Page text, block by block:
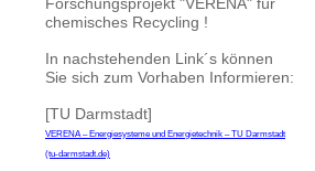
chemisches Recycling !
In nachstehenden Link´s können
Sie sich zum Vorhaben Informieren:
[TU Darmstadt]
VERENA – Energiesysteme und Energietechnik – TU Darmstadt
(tu-darmstadt.de)